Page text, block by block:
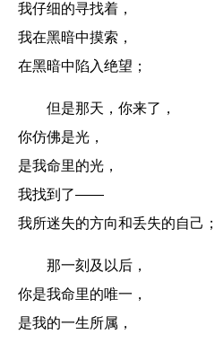
我仔细的寻找着，
我在黑暗中摸索，
在黑暗中陷入绝望；
但是那天，你来了，
你仿佛是光，
是我命里的光，
我找到了——
我所迷失的方向和丢失的自己；
那一刻及以后，
你是我命里的唯一，
是我的一生所属，